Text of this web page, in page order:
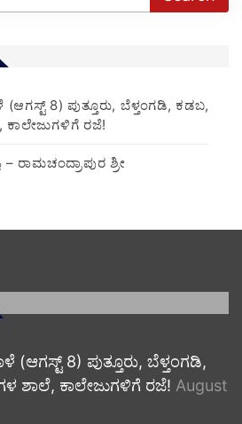
8) ಪುತ್ತೂರು, ಬೆಳ್ತಂಗಡಿ, ಕಡಬ,
ಕಾಲೇಜುಗಳಿಗೆ ರಜೆ!
ಶ್ರೀ
(ಆಗಸ್ಟ್ 8) ಪುತ್ತೂರು, ಬೆಳ್ತಂಗಡಿ,
ಶಾಲೆ, ಕಾಲೇಜುಗಳಿಗೆ ರಜೆ! August